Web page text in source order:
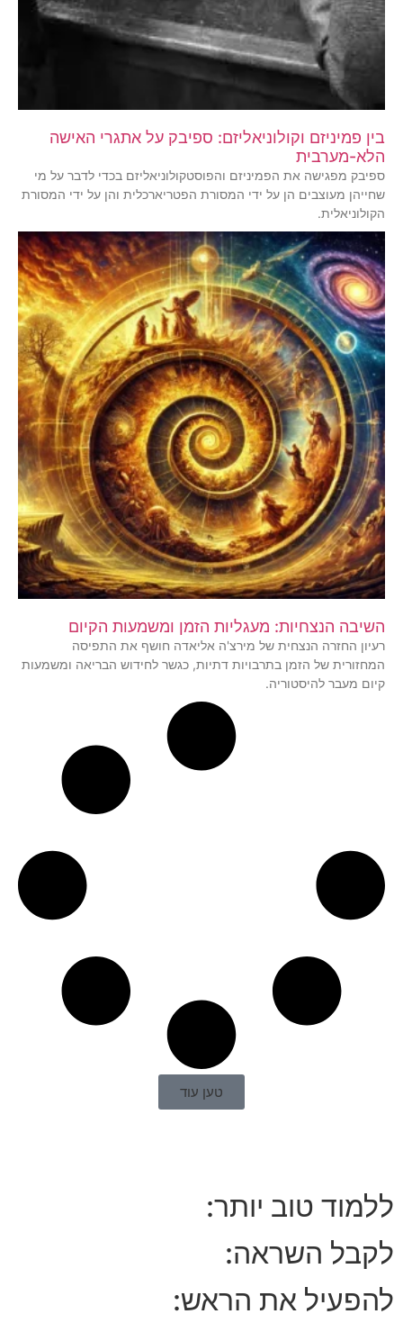
בין פמיניזם וקולוניאליזם: ספיבק על אתגרי האישה
הלא-מערבית
ספיבק מפגישה את הפמיניזם והפוסטקולוניאליזם בכדי לדבר על מי
שחייהן מעוצבים הן על ידי המסורת הפטריארכלית והן על ידי המסורת
הקולוניאלית.
השיבה הנצחיות: מעגליות הזמן ומשמעות הקיום
רעיון החזרה הנצחית של מירצ'ה אליאדה חושף את התפיסה
המחזורית של הזמן בתרבויות דתיות, כגשר לחידוש הבריאה ומשמעות
קיום מעבר להיסטוריה.
טען עוד
ללמוד טוב יותר:
לקבל השראה:
להפעיל את הראש: